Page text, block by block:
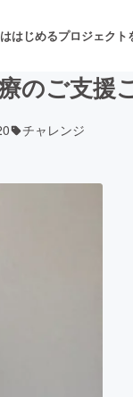
はじめるプロジェクト
舞台・
ビュー
のご支援
チャレンジ